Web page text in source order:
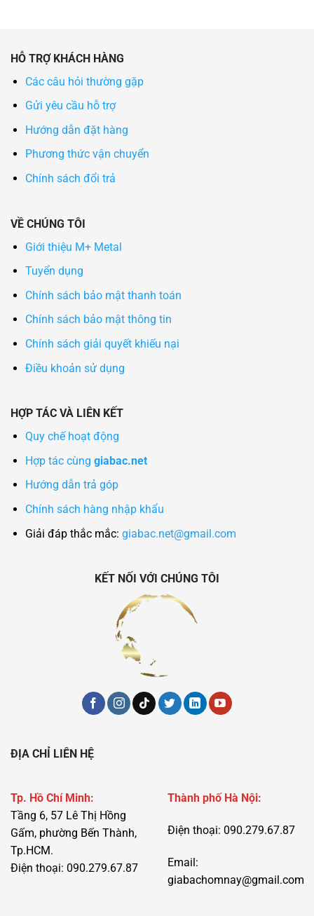
HỖ TRỢ KHÁCH HÀNG
Các câu hỏi thường gặp
Gửi yêu cầu hỗ trợ
Hướng dẫn đặt hàng
Phương thức vận chuyển
Chính sách đổi trả
VỀ CHÚNG TÔI
Giới thiệu M+ Metal
Tuyển dụng
Chính sách bảo mật thanh toán
Chính sách bảo mật thông tin
Chính sách giải quyết khiếu nại
Điều khoản sử dụng
HỢP TÁC VÀ LIÊN KẾT
Quy chế hoạt động
Hợp tác cùng giabac.net
Hướng dẫn trả góp
Chính sách hàng nhập khẩu
Giải đáp thắc mắc: giabac.net@gmail.com
KẾT NỐI VỚI CHÚNG TÔI
ĐỊA CHỈ LIÊN HỆ
Tp. Hồ Chí Minh:
Tầng 6, 57 Lê Thị Hồng
Gấm, phường Bến Thành,
Tp.HCM.
Điện thoại: 090.279.67.87
Thành phố Hà Nội:
Điện thoại: 090.279.67.87
Email:
giabachomnay@gmail.com